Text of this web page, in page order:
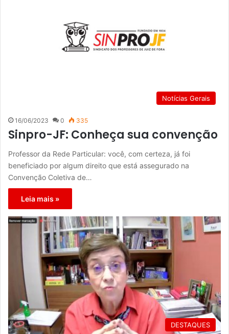
Notícias Gerais
16/06/2023 0 335
Sinpro-JF: Conheça sua convenção
Professor da Rede Particular: você, com certeza, já foi
beneficiado por algum direito que está assegurado na
Convenção Coletiva de…
Leia mais »
DESTAQUES